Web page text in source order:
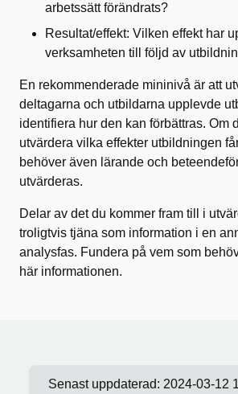
arbetssätt förändrats?
Resultat/effekt: Vilken effekt har
verksamheten till följd av
En rekommenderade mininivå är att
deltagarna och utbildarna upplevde
identifiera hur den kan förbättras. Om
utvärdera vilka effekter utbildningen
behöver även lärande och
utvärderas.
Delar av det du kommer fram till i
troligtvis tjäna som information i en
analysfas. Fundera på vem som
här informationen.
Senast uppdaterad: 2024-03-12